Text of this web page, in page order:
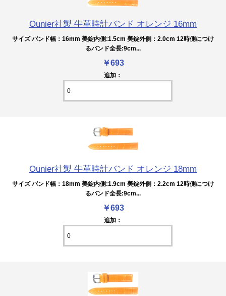
Ounier社製 牛革時計バンド オレンジ 16mm
サイズ バンド幅：16mm 美錠内側:1.5cm 美錠外側：2.0cm 12時側につけ
るバンド全長:9cm...
￥693
追加：
Ounier社製 牛革時計バンド オレンジ 18mm
サイズ バンド幅：18mm 美錠内側:1.9cm 美錠外側：2.2cm 12時側につけ
るバンド全長:9cm...
￥693
追加：